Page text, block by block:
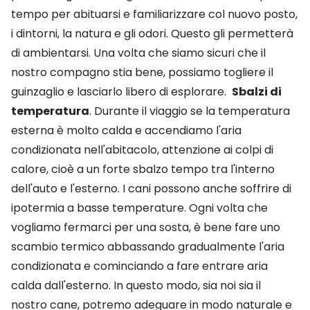
tempo per abituarsi e familiarizzare col nuovo posto,
i dintorni, la natura e gli odori. Questo gli permetterà
di ambientarsi. Una volta che siamo sicuri che il
nostro compagno stia bene, possiamo togliere il
guinzaglio e lasciarlo libero di esplorare. Sbalzi di
temperatura. Durante il viaggio se la temperatura
esterna è molto calda e accendiamo l'aria
condizionata nell'abitacolo, attenzione ai colpi di
calore, cioè a un forte sbalzo tempo tra l'interno
dell'auto e l'esterno. I cani possono anche soffrire di
ipotermia a basse temperature. Ogni volta che
vogliamo fermarci per una sosta, è bene fare uno
scambio termico abbassando gradualmente l'aria
condizionata e cominciando a fare entrare aria
calda dall'esterno. In questo modo, sia noi sia il
nostro cane, potremo adeguare in modo naturale e